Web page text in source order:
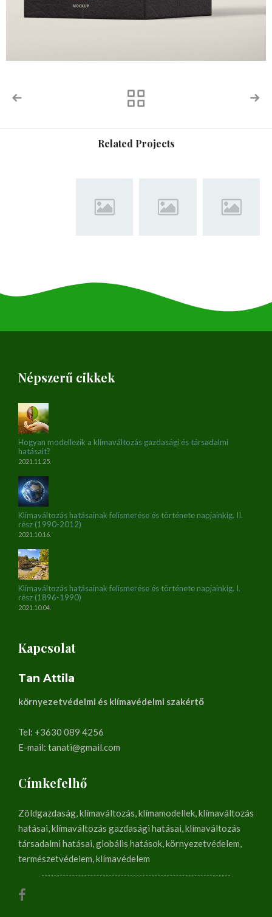
Related Projects
Népszerű cikkek
Hogyan modellezik a klímaváltozás gazdasági és társadalmi
hatásait?
2021.11.25.
Klímaváltozás hatásainak felismerése és története napjainkig. II.
rész (1990-2012)
2021.10.16.
Klímaváltozás hatásainak felismerése és története napjainkig. I.
rész (1896-1990)
2021.10.04.
Kapcsolat
Tan Attila
környezetvédelmi és klímavédelmi szakértő
Tel: +3630 089 4256
E-mail: tanati@gmail.com
Címkefelhő
Zöldgazdaság, klímaváltozás, klímamodellek, klímaváltozás
hatásai, klímaváltozás gazdasági hatásai, klímaváltozás
társadalmi hatásai, globális hatások, környezetvédelem,
természetvédelem, klímavédelem